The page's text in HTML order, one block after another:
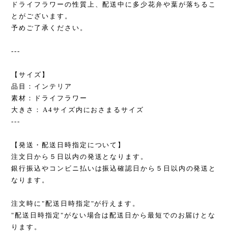
ドライフラワーの性質上、配送中に多少花弁や葉が落ちるこ
とがございます。
予めご了承ください。
---
【サイズ】
品目：インテリア
素材：ドライフラワー
大きさ：A4サイズ内におさまるサイズ
---
【発送・配送日時指定について】
注文日から５日以内の発送となります。
銀行振込やコンビニ払いは振込確認日から５日以内の発送と
なります。
注文時に"配送日時指定"が行えます。
"配送日時指定"がない場合は配送日から最短でのお届けとな
ります。